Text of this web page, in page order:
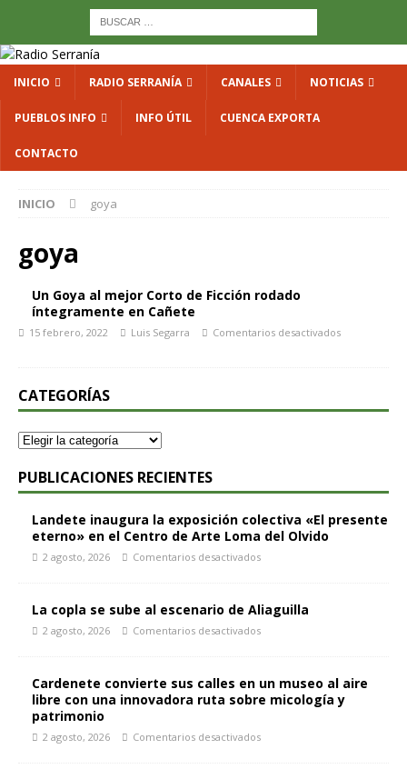
INICIO RADIO SERRANÍA CANALES NOTICIAS
PUEBLOS INFO INFO ÚTIL CUENCA EXPORTA
CONTACTO
INICIO goya
goya
Un Goya al mejor Corto de Ficción rodado
íntegramente en Cañete
15 febrero, 2022 Luis Segarra Comentarios desactivados
CATEGORÍAS
PUBLICACIONES RECIENTES
Landete inaugura la exposición colectiva «El presente
eterno» en el Centro de Arte Loma del Olvido
2 agosto, 2026 Comentarios desactivados
La copla se sube al escenario de Aliaguilla
2 agosto, 2026 Comentarios desactivados
Cardenete convierte sus calles en un museo al aire
libre con una innovadora ruta sobre micología y
patrimonio
2 agosto, 2026 Comentarios desactivados